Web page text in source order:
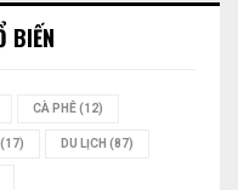
BIẾN
CÀ PHÊ(12)
(17) DU LỊCH (87)